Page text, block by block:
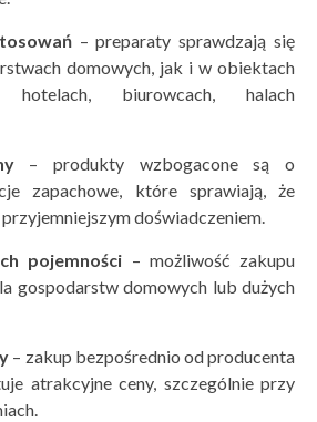
– preparaty sprawdzają się
domowych, jak i w obiektach
biurowcach, halach
– produkty wzbogacone są o
zapachowe, które sprawiają, że
doświadczeniem.
pojemności – możliwość zakupu
gospodarstw domowych lub dużych
– zakup bezpośrednio od producenta
atrakcyjne ceny, szczególnie przy